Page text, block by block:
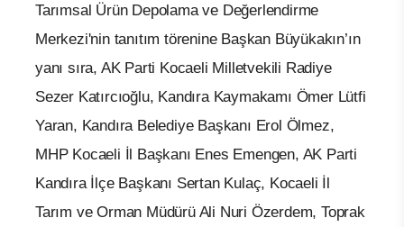
Tarımsal Ürün Depolama ve Değerlendirme
Merkezi'nin tanıtım törenine Başkan Büyükakın’ın
yanı sıra, AK Parti Kocaeli Milletvekili Radiye
Sezer Katırcıoğlu, Kandıra Kaymakamı Ömer Lütfi
Yaran, Kandıra Belediye Başkanı Erol Ölmez,
MHP Kocaeli İl Başkanı Enes Emengen, AK Parti
Kandıra İlçe Başkanı Sertan Kulaç, Kocaeli İl
Tarım ve Orman Müdürü Ali Nuri Özerdem, Toprak